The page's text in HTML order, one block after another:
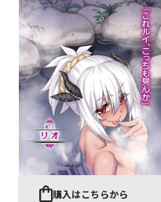
購入はこちらから